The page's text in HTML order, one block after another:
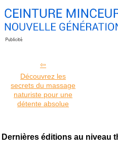
Découvrez les
secrets du massage
naturiste pour une
détente absolue
Dernières éditions au niveau